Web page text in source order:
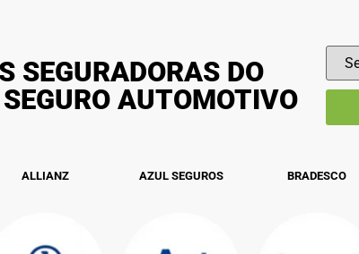
SEGURADORAS DO
AUTOMOTIVO
ALLIANZ AZUL SEGUROS BRADESCO